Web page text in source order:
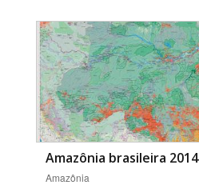
Amazônia brasileira 2014
Amazônia